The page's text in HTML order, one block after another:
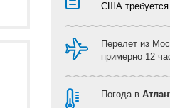
США требуется
Перелет из
примерно 12
Погода в